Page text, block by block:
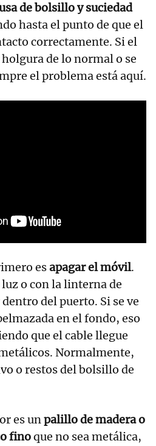
de bolsillo y suciedad
hasta el punto de que el
correctamente. Si el
de lo normal o se
el problema está aquí.
esapagar el móvil.
o con la linterna de
del puerto. Si se ve
en el fondo, eso
que el cable llegue
Normalmente,
o restos del bolsillo de
es unpalillo de madera o
finoque no sea metálica,